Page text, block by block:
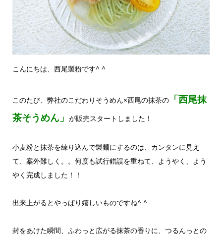
こんにちは、西尾製粉です^ ^
このたび、弊社のこだわりそうめん×西尾の抹茶の「西尾抹
茶そうめん」 が販売スタートしました！
小麦粉と抹茶を練り込んで製麺にするのは、カンタンに見え
て、案外難しく。。何度も試行錯誤を重ねて、ようやく、よう
やく完成しました！！
出来上がるとやっぱり嬉しいものですね^ ^
封をあけた瞬間、ふわっと広がる抹茶の香りに、つるんっとの